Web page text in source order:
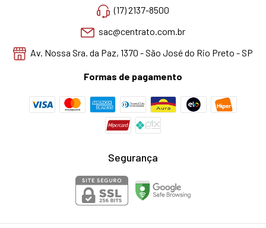
(17) 2137-8500
sac@centrato.com.br
Av. Nossa Sra. da Paz, 1370 - São José do Rio Preto - SP
Formas de pagamento
Segurança